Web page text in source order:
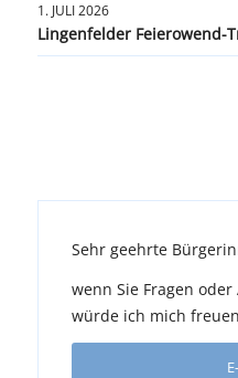
1. JULI 2026
Lingenfelder Feierowend-
Sehr geehrte
wenn Sie Fragen
würde ich mich